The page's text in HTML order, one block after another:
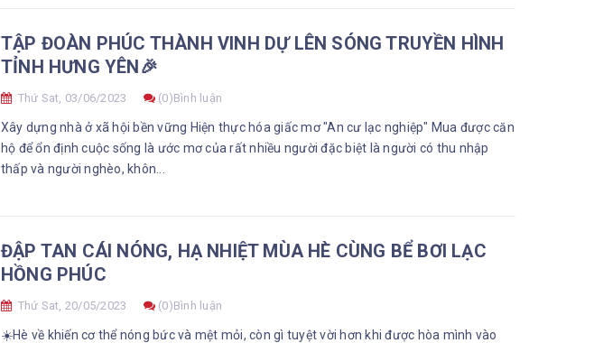
TẬP ĐOÀN PHÚC THÀNH VINH DỰ LÊN SÓNG TRUYỀN HÌNH
TỈNH HƯNG YÊN🎉
Thứ Sat, 03/06/2023 (0)Bình luận
Xây dựng nhà ở xã hội bền vững Hiện thực hóa giấc mơ "An cư lạc nghiệp" Mua được căn
hộ để ổn định cuộc sống là ước mơ của rất nhiều người đặc biệt là người có thu nhập
thấp và người nghèo, khôn...
ĐẬP TAN CÁI NÓNG, HẠ NHIỆT MÙA HÈ CÙNG BỂ BƠI LẠC
HỒNG PHÚC
Thứ Sat, 20/05/2023 (0)Bình luận
☀️Hè về khiến cơ thể nóng bức và mệt mỏi, còn gì tuyệt vời hơn khi được hòa mình vào